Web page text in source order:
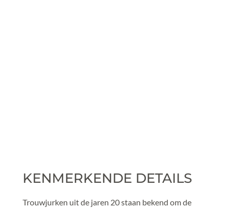
KENMERKENDE DETAILS
Trouwjurken uit de jaren 20 staan bekend om de